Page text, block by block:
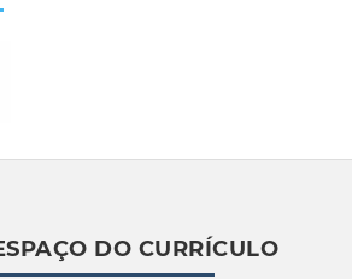
DO CURRÍCULO